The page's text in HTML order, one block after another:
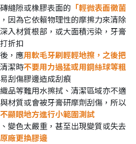
縫隙或橡膠表面的 「輕微表面黴菌
，因為它依賴物理性的摩擦力來清除
入材質根部，或大面積污染，牙膏
折扣
，應用軟毛牙刷輕輕地擦，之後把
清潔時不要用力過猛或用鋼絲球等粗
刮傷膠邊造成刮痕
品等難用水擦拭、清潔區域亦不適
材質或會被牙膏研摩劑刮傷，所以
顯眼地方進行小範圍測試
變色太嚴重，甚至出現變質或失去
廠更換膠邊